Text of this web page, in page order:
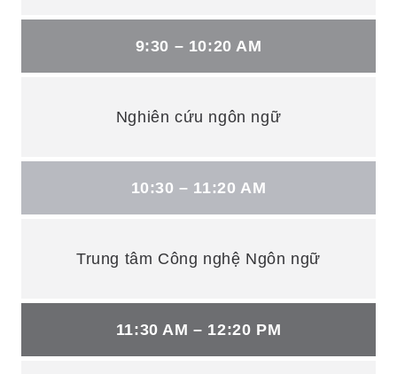
9:30 – 10:20 AM
Nghiên cứu ngôn ngữ
10:30 – 11:20 AM
Trung tâm Công nghệ Ngôn ngữ
11:30 AM – 12:20 PM